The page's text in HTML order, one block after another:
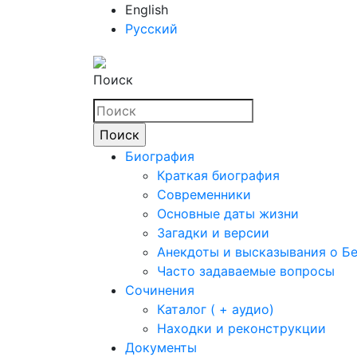
English
Русский
Поиск
Биография
Краткая биография
Современники
Основные даты жизни
Загадки и версии
Анекдоты и высказывания о
Часто задаваемые вопросы
Сочинения
Каталог ( + аудио)
Находки и реконструкции
Документы